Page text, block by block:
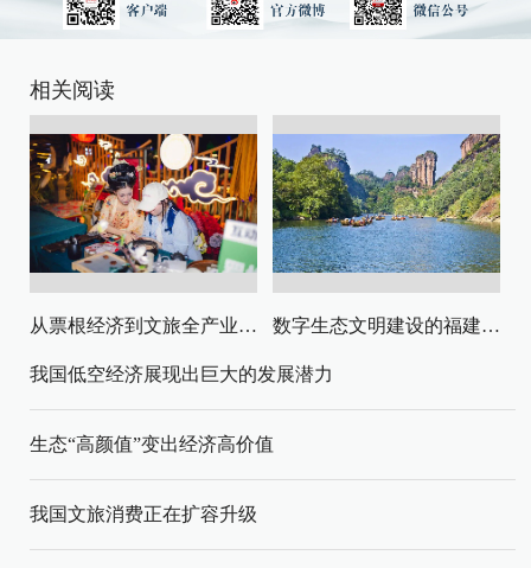
相关阅读
从票根经济到文旅全产业链升级 数字生态文明建设的福建路径与启示
我国低空经济展现出巨大的发展潜力
生态“高颜值”变出经济高价值
我国文旅消费正在扩容升级